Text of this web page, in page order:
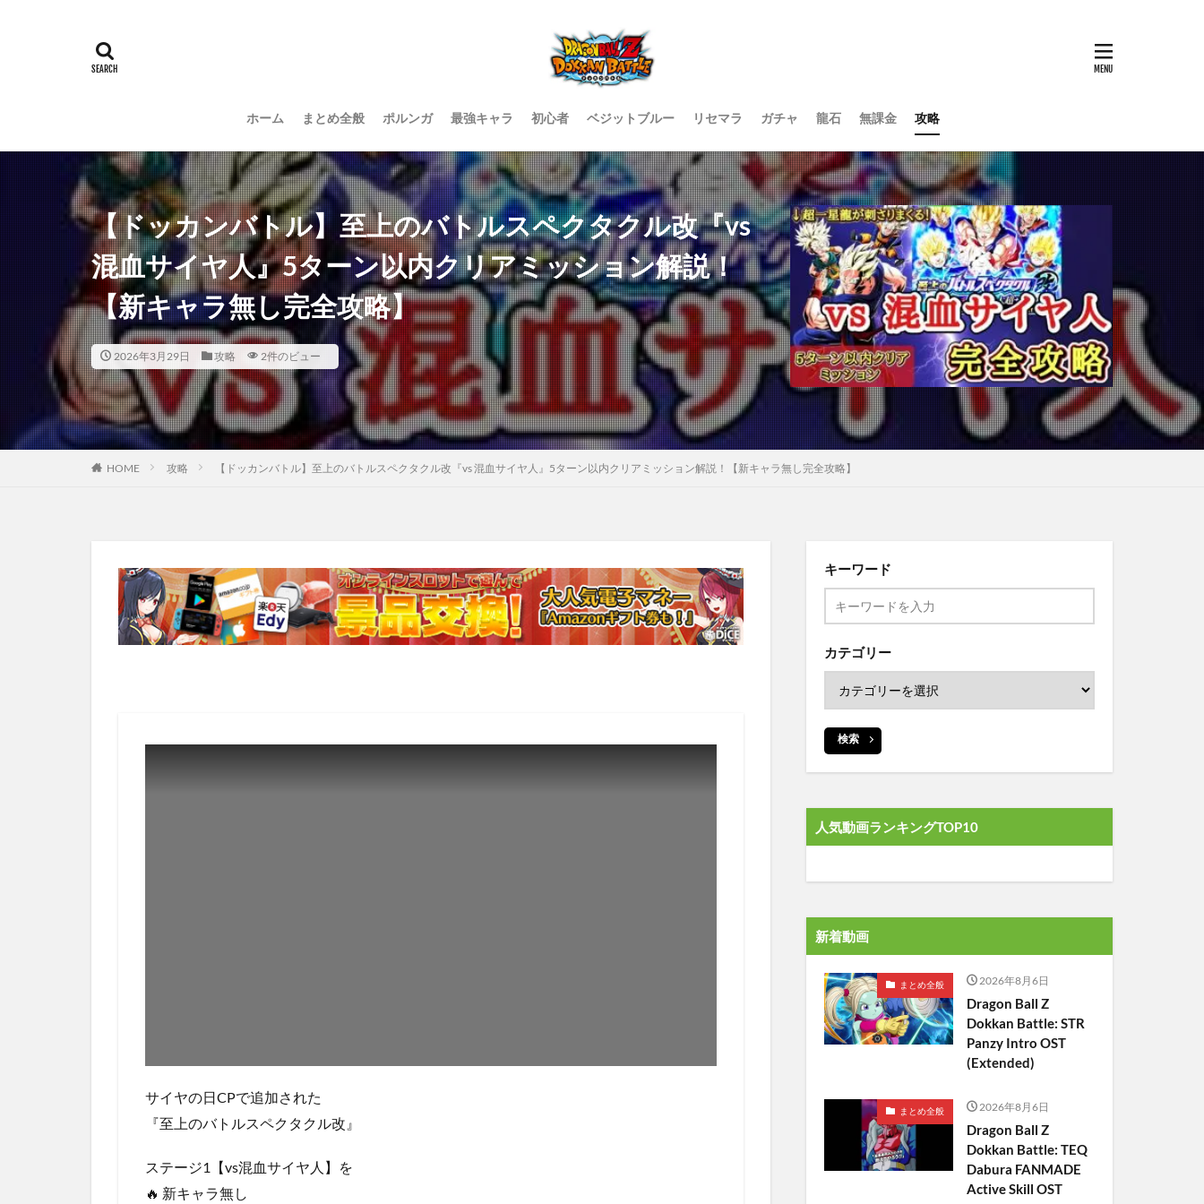
ホーム まとめ全般 ポルンガ 最強キャラ 初心者 ベジットブルー リセマラ ガチャ 龍石 無課金 攻略
【ドッカンバトル】至上のバトルスペクタクル改『vs
混血サイヤ人』5ターン以内クリアミッション解説！
【新キャラ無し完全攻略】
2026年3月29日 攻略 2件のビュー
HOME 攻略 【ドッカンバトル】至上のバトルスペクタクル改『vs 混血サイヤ人』5ターン以内クリアミッション解説！【新キャラ無し完全攻略】
サイヤの日CPで追加された
『至上のバトルスペクタクル改』
ステージ1【vs混血サイヤ人】を
🔥 新キャラ無し
キーワード
カテゴリー
検索
人気動画ランキングTOP10
新着動画
まとめ全般 2026年8月6日
Dragon Ball Z
Dokkan Battle: STR
Panzy Intro OST
(Extended)
まとめ全般 2026年8月6日
Dragon Ball Z
Dokkan Battle: TEQ
Dabura FANMADE
Active Skill OST